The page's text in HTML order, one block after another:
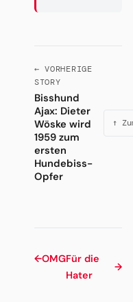
← VORHERIGE
STORY
Bisshund
Ajax: Dieter
Wöske wird
1959 zum
ersten
Hundebiss-
Opfer
↑
←OMGFür die
Hater
→